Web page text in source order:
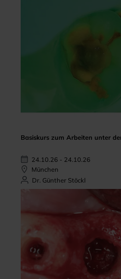
Basiskurs zum Arbeiten unter
24.10.26 - 24.10.26
München
Dr. Günther Stöckl